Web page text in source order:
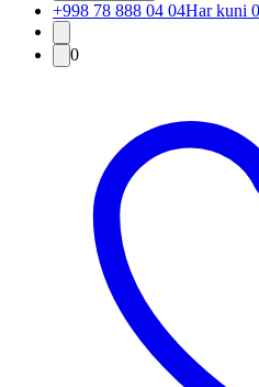
+998 78 888 04 04Har kuni
0